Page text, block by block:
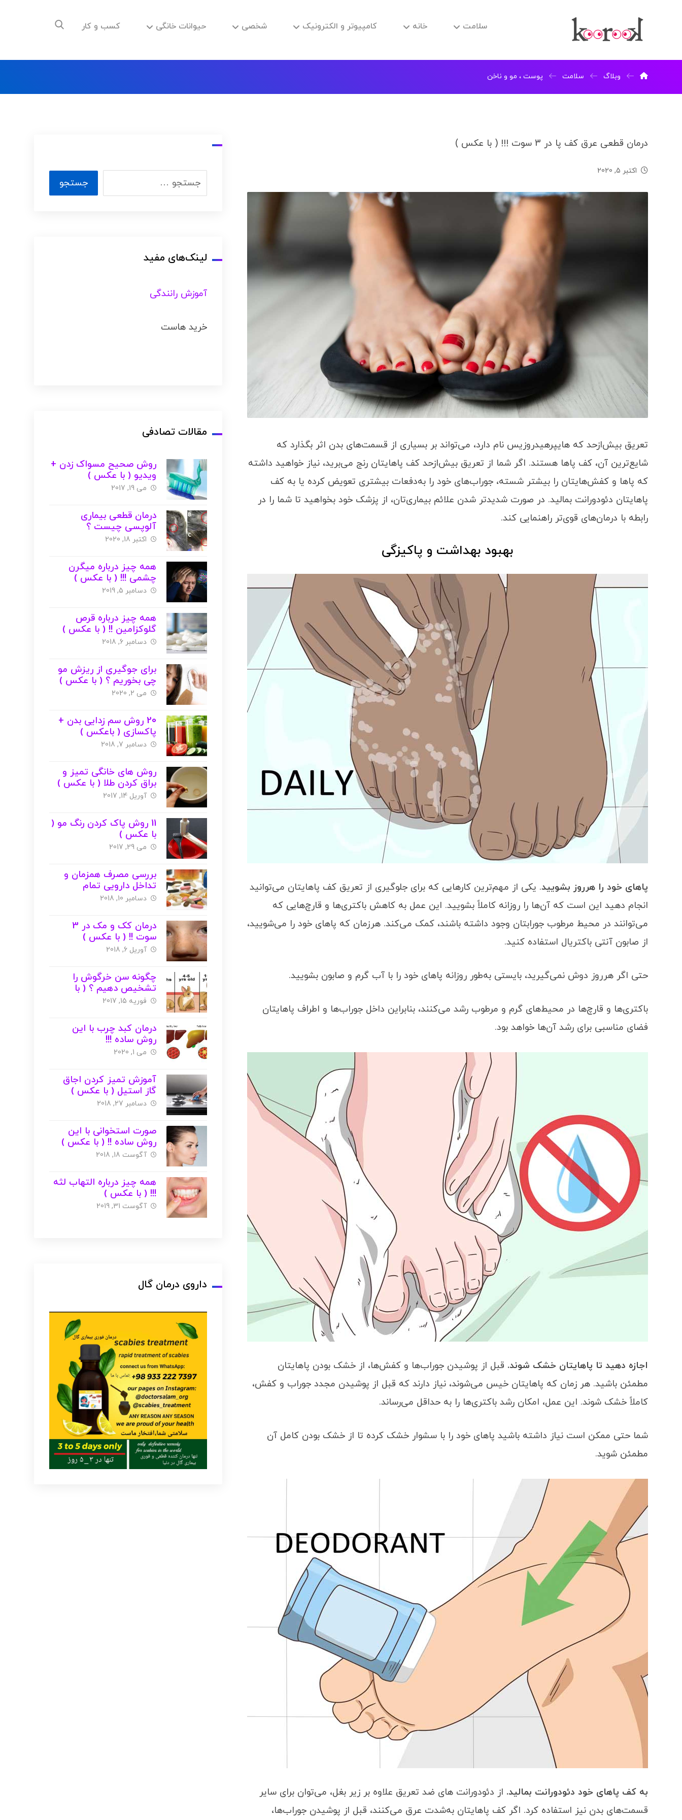
سلامت خانه کامپیوتر و الکترونیک شخصی حیوانات خانگی کسب و کار
وبلاگ سلامت پوست ، مو و ناخن
درمان قطعی عرق کف پا در 3 سوت !!! ( با عکس )
اکتبر 5, 2020
تعریق بیش‌ازحد که هایپرهیدروزیس نام دارد، می‌تواند بر بسیاری از قسمت‌های بدن اثر بگذارد که
شایع‌ترین آن، کف پاها هستند. اگر شما از تعریق بیش‌ازحد کف پاهایتان رنج می‌برید، نیاز خواهید داشته
که پاها و کفش‌هایتان را بیشتر شسته، جوراب‌های خود را به‌دفعات بیشتری تعویض کرده یا به کف
پاهایتان دئودورانت بمالید. در صورت شدیدتر شدن علائم بیماری‌تان، از پزشک خود بخواهید تا شما را در
رابطه با درمان‌های قوی‌تر راهنمایی کند.
بهبود بهداشت و پاکیزگی
پاهای خود را هرروز بشویید. یکی از مهم‌ترین کارهایی که برای جلوگیری از تعریق کف پاهایتان می‌توانید
انجام دهید این است که آن‌ها را روزانه کاملاً بشویید. این عمل به کاهش باکتری‌ها و قارچ‌هایی که
می‌توانند در محیط مرطوب جورابتان وجود داشته باشند، کمک می‌کند. هرزمان که پاهای خود را می‌شویید،
از صابون آنتی باکتریال استفاده کنید.
حتی اگر هرروز دوش نمی‌گیرید، بایستی به‌طور روزانه پاهای خود را با آب گرم و صابون بشویید.
باکتری‌ها و قارچ‌ها در محیط‌های گرم و مرطوب رشد می‌کنند، بنابراین داخل جوراب‌ها و اطراف پاهایتان
فضای مناسبی برای رشد آن‌ها خواهد بود.
اجازه دهید تا پاهایتان خشک شوند. قبل از پوشیدن جوراب‌ها و کفش‌ها، از خشک بودن پاهایتان
مطمئن باشید. هر زمان که پاهایتان خیس می‌شوند، نیاز دارند که قبل از پوشیدن مجدد جوراب و کفش،
کاملاً خشک شوند. این عمل، امکان رشد باکتری‌ها را به حداقل می‌رساند.
شما حتی ممکن است نیاز داشته باشید پاهای خود را با سشوار خشک کرده تا از خشک بودن کامل آن
مطمئن شوید.
به کف پاهای خود دئودورانت بمالید. از دئودورانت های ضد تعریق علاوه بر زیر بغل، می‌توان برای سایر
قسمت‌های بدن نیز استفاده کرد. اگر کف پاهایتان به‌شدت عرق می‌کنند، قبل از پوشیدن جوراب‌ها،
لینک‌های مفید
آموزش رانندگی
خرید هاست
مقالات تصادفی
روش صحیح مسواک زدن +
ویدیو ( با عکس )
می 19, 2017
درمان قطعی بیماری
آلوپسی چیست ؟
اکتبر 18, 2020
همه چیز درباره میگرن
چشمی !!! ( با عکس )
دسامبر 5, 2019
همه چیز درباره قرص
گلوکزامین !! ( با عکس )
دسامبر 6, 2018
برای جوگیری از ریزش مو
چی بخوریم ؟ ( با عکس )
می 2, 2020
20 روش سم‌ زدایی بدن +
پاکسازی ( باعکس )
دسامبر 7, 2018
روش های خانگی تمیز و
براق کردن طلا ( با عکس )
آوریل 14, 2017
11 روش پاک کردن رنگ مو (
با عکس )
می 29, 2017
بررسی مصرف همزمان و
تداخل دارویی تمام
ویتامین‌ها !! ( با عکس )
دسامبر 10, 2018
درمان کک و مک در 3
سوت !! ( با عکس )
آوریل 6, 2018
چگونه سن خرگوش را
تشخیص دهیم ؟ ( با
عکس )
فوریه 15, 2017
درمان کبد چرب با این
روش ساده !!!
می 1, 2020
آموزش تمیز کردن اجاق
گاز استیل ( با عکس )
دسامبر 27, 2018
صورت استخوانی با این
روش ساده !! ( با عکس )
آگوست 18, 2018
همه چیز درباره التهاب لثه
!!! ( با عکس )
آگوست 31, 2019
داروی درمان گال